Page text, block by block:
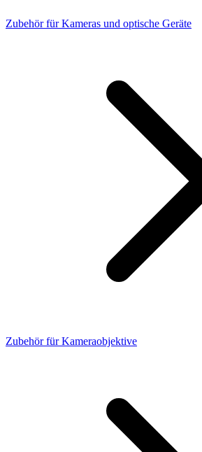
Zubehör für Kameras und optische Geräte
Zubehör für Kameraobjektive